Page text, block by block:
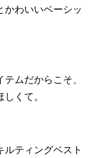
かわいいベーシッ
ムだからこそ、
くて。
ティングベスト